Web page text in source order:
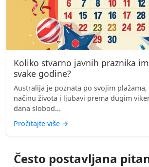
Koliko stvarno javnih praznika
svake godine?
Australija je poznata po svojim
načinu života i ljubavi prema dugim
dana slobod...
Pročitajte više →
Često postavljana